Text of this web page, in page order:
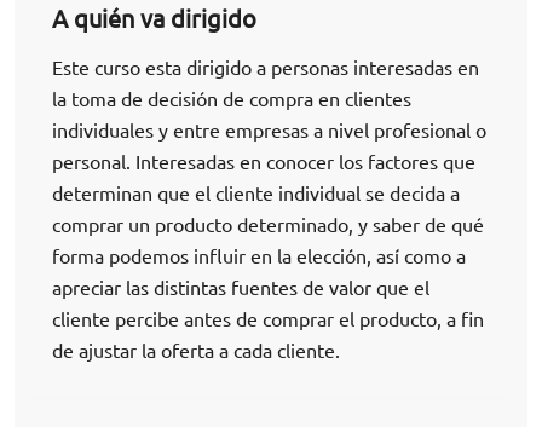
A quién va dirigido
Este curso esta dirigido a personas interesadas en
la toma de decisión de compra en clientes
individuales y entre empresas a nivel profesional o
personal. Interesadas en conocer los factores que
determinan que el cliente individual se decida a
comprar un producto determinado, y saber de qué
forma podemos influir en la elección, así como a
apreciar las distintas fuentes de valor que el
cliente percibe antes de comprar el producto, a fin
de ajustar la oferta a cada cliente.